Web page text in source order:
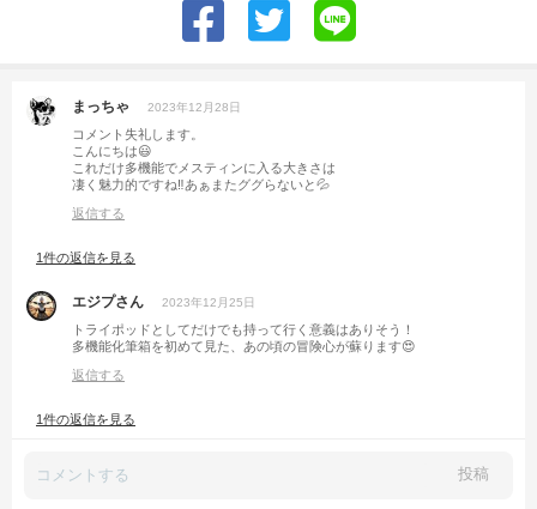
まっちゃ 2023年12月28日
コメント失礼します。
こんにちは😃
これだけ多機能でメスティンに入る大きさは
凄く魅力的ですね‼︎あぁまたググらないと💦
返信する
1件の返信を見る
エジプさん 2023年12月25日
トライポッドとしてだけでも持って行く意義はありそう！
多機能化筆箱を初めて見た、あの頃の冒険心が蘇ります😍
返信する
1件の返信を見る
投稿